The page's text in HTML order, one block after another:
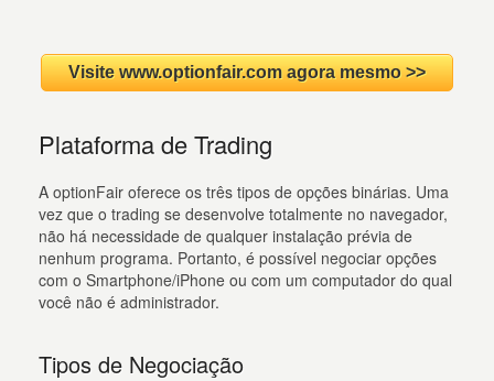
Visite www.optionfair.com agora mesmo >>
Plataforma de Trading
A optionFair oferece os três tipos de opções binárias. Uma
vez que o trading se desenvolve totalmente no navegador,
não há necessidade de qualquer instalação prévia de
nenhum programa. Portanto, é possível negociar opções
com o Smartphone/iPhone ou com um computador do qual
você não é administrador.
Tipos de Negociação